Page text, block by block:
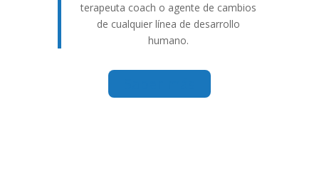
terapeuta coach o agente de cambios
de cualquier línea de desarrollo
humano.